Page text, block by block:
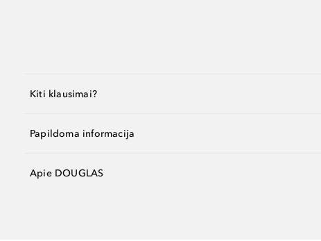
Kiti klausimai?
Papildoma informacija
Apie DOUGLAS